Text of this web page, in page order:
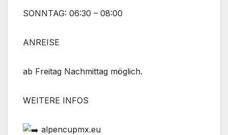
SONNTAG: 06:30 – 08:00
ANREISE
ab Freitag Nachmittag möglich.
WEITERE INFOS
alpencupmx.eu